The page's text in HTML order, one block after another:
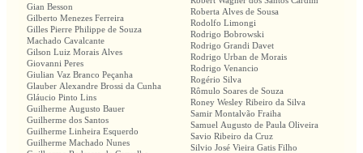
Gian Besson
Gilberto Menezes Ferreira
Gilles Pierre Philippe de Souza
Machado Cavalcante
Gilson Luiz Morais Alves
Giovanni Peres
Giulian Vaz Branco Peçanha
Glauber Alexandre Brossi da Cunha
Gláucio Pinto Lins
Guilherme Augusto Bauer
Guilherme dos Santos
Guilherme Linheira Esquerdo
Guilherme Machado Nunes
Roberta Alves de Sousa
Rodolfo Limongi
Rodrigo Bobrowski
Rodrigo Grandi Davet
Rodrigo Urban de Morais
Rodrigo Venancio
Rogério Silva
Rômulo Soares de Souza
Roney Wesley Ribeiro da Silva
Samir Montalvão Fraiha
Samuel Augusto de Paula Oliveira
Savio Ribeiro da Cruz
Silvio José Vieira Gatis Filho